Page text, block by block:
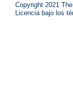
Copyright 2021
Licencia bajo los